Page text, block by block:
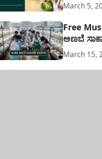
March 5,
Free
ಅಣಬೆ
March 15,